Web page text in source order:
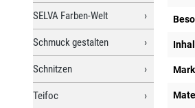
SELVA Farben-Welt
Schmuck gestalten
Schnitzen
Teifoc